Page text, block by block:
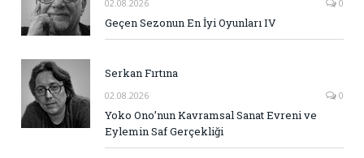
02.08.2026 0
Geçen Sezonun En İyi Oyunları IV
Serkan Fırtına
02.08.2026 0
Yoko Ono’nun Kavramsal Sanat Evreni ve
Eylemin Saf Gerçekliği